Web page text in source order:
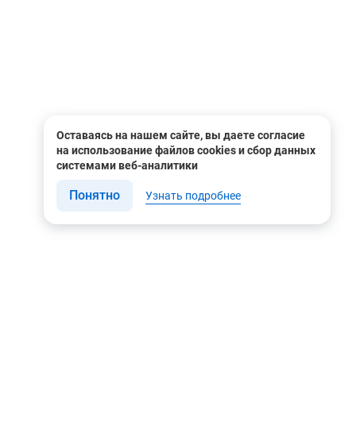
Оставаясь на нашем сайте, вы даете согласие
на использование файлов cookies и сбор данных
системами веб-аналитики
Понятно Узнать подробнее